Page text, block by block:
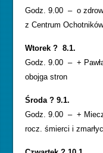
Godz. 9.00 – o
z Centrum
Wtorek ? 8.1.
Godz. 9.00 – +
obojga stron
Środa ? 9.1.
Godz. 9.00 – +
rocz. śmierci i